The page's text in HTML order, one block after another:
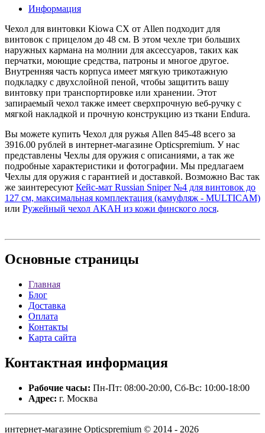
Информация
Чехол для винтовки Kiowa CX от Allen подходит для
винтовок с прицелом до 48 см. В этом чехле три больших
наружных кармана на молнии для аксессуаров, таких как
перчатки, моющие средства, патроны и многое другое.
Внутренняя часть корпуса имеет мягкую трикотажную
подкладку с двухслойной пеной, чтобы защитить вашу
винтовку при транспортировке или хранении. Этот
запираемый чехол также имеет сверхпрочную веб-ручку с
мягкой накладкой и прочную конструкцию из ткани Endura.
Вы можете купить Чехол для ружья Allen 845-48 всего за
3916.00 рублей в интернет-магазине Opticspremium. У нас
представлены Чехлы для оружия с описаниями, а так же
подробные характеристики и фотографии. Мы предлагаем
Чехлы для оружия с гарантией и доставкой. Возможно Вас так
же заинтересуют Кейс-мат Russian Sniper №4 для винтовок до
127 см, максимальная комплектация (камуфляж - MULTICAM)
или Ружейный чехол AKAH из кожи финского лося.
Основные страницы
Главная
Блог
Доставка
Оплата
Контакты
Карта сайта
Контактная информация
Рабочие часы: Пн-Пт: 08:00-20:00, Сб-Вс: 10:00-18:00
Адрес: г. Москва
интернет-магазине Opticspremium © 2014 - 2026